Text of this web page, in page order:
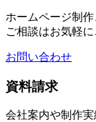
ホームページ制
ご相談はお気軽に
お問い合わせ
資料請求
会社案内や制作